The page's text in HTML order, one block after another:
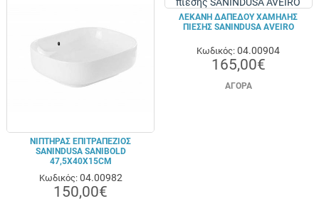
ΝΙΠΤΉΡΑΣ ΕΠΙΤΡΑΠΈΖΙΟΣ
SANINDUSA SANIBOLD
47,5X40X15CM
Κωδικός: 04.00982
150,00€
ΛΕΚΆΝΗ ΔΑΠΈΔΟΥ ΧΑΜΗΛΉΣ
ΠΊΕΣΗΣ SANINDUSA AVEIRO
Κωδικός:04.00904
165,00€
ΑΓΟΡΆ